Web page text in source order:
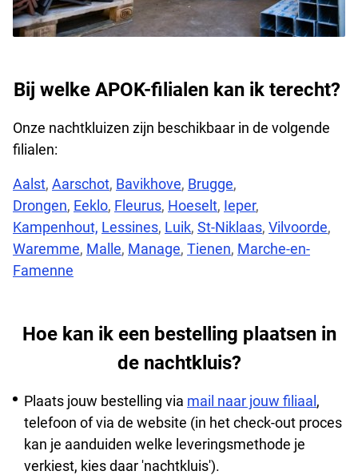
Bij welke APOK-filialen kan ik terecht?
Onze nachtkluizen zijn beschikbaar in de volgende
filialen:
Aalst, Aarschot, Bavikhove, Brugge,
Drongen, Eeklo, Fleurus, Hoeselt, Ieper,
Kampenhout, Lessines, Luik, St-Niklaas, Vilvoorde,
Waremme, Malle, Manage, Tienen, Marche-en-
Famenne
Hoe kan ik een bestelling plaatsen in
de nachtkluis?
Plaats jouw bestelling via mail naar jouw filiaal ,
telefoon of via de website (in het check-out proces
kan je aanduiden welke leveringsmethode je
verkiest, kies daar 'nachtkluis').